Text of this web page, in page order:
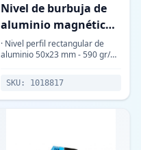
Nivel de burbuja de
aluminio magnético
AZRM
· Nivel perfil rectangular de
aluminio 50x23 mm - 590 gr/m.
calor y a la humedad. ·
Superficie l
SKU: 1018817